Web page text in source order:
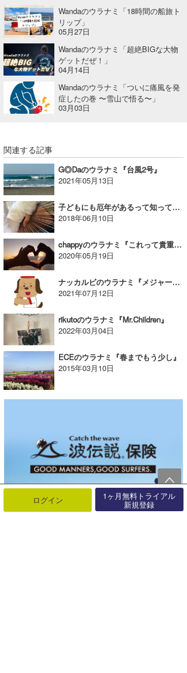
Wandaのウラナミ「18時間の船旅ト
リップ」
05月27日
Wandaのウラナミ「超絶BIGな大物
ゲットだぜ！」
04月14日
Wandaのウラナミ「ついに痛風を発
症したの巻 〜雪山で悟る〜」
03月03日
関連する記事
G◎Daのウラナミ『台風2号』
2021年05月13日
子どもにも厄年があるって知ってましたか？｜MINのウラナミVol.318
2018年06月10日
chappyのウラナミ『これって貴重じゃない？』
2020年05月19日
ナッカルビのウラナミ『メジャーで暴れるシン・ゴジラの目標達成術』
2021年07月12日
rikutoのウラナミ『Mr.Children』
2022年03月04日
ECEのウラナミ『春までもう少し』
2015年03月10日
ログイン 1ヶ月無料トライアル
新規登録